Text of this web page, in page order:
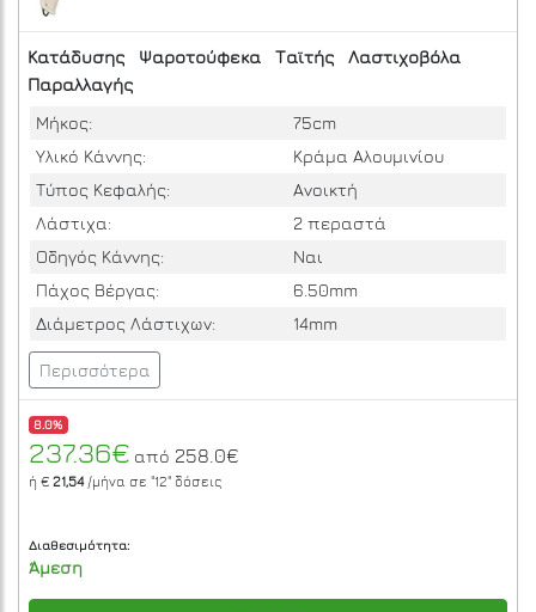
Κατάδυσης Ψαροτούφεκα Ταϊτής
Λαστιχοβόλα
Παραλλαγής
Μήκος:
75cm
Υλικό Κάννης:
Κράμα Αλουμινίου
Τύπος Κεφαλής:
Ανοικτή
Λάστιχα:
2 περαστά
Οδηγός Κάννης:
Ναι
Πάχος Βέργας:
6.50mm
Διάμετρος Λάστιχων:
14mm
Περισσότερα
8.0%
237.36€ από 258.0€
ή € 21,54/μήνα σε "12" δόσεις
Διαθεσιμότητα:
Άμεση